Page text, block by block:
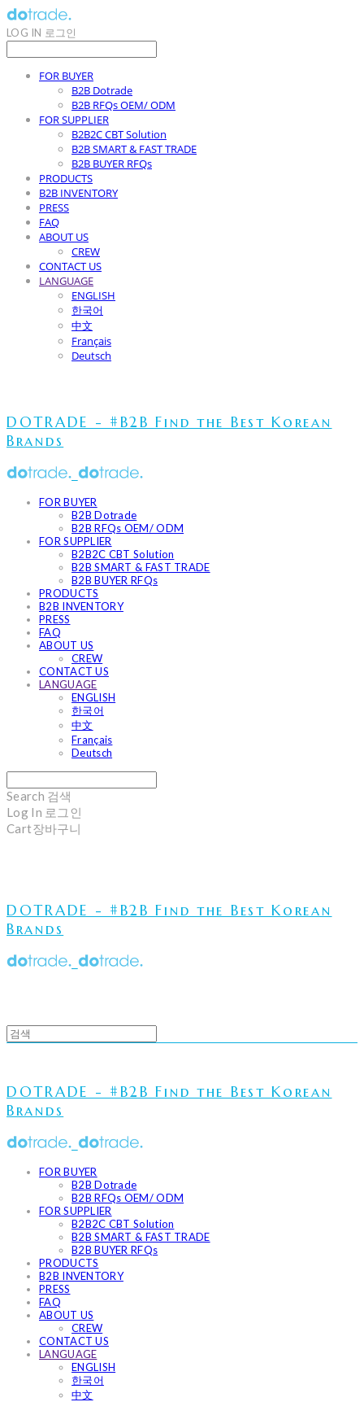
LOG IN 로그인
FOR BUYER
B2B Dotrade
B2B RFQs OEM/ ODM
FOR SUPPLIER
B2B2C CBT Solution
B2B SMART & FAST TRADE
B2B BUYER RFQs
PRODUCTS
B2B INVENTORY
PRESS
FAQ
ABOUT US
CREW
CONTACT US
LANGUAGE
ENGLISH
한국어
中文
Français
Deutsch
DOTRADE - #B2B Find the Best Korean
Brands
FOR BUYER
B2B Dotrade
B2B RFQs OEM/ ODM
FOR SUPPLIER
B2B2C CBT Solution
B2B SMART & FAST TRADE
B2B BUYER RFQs
PRODUCTS
B2B INVENTORY
PRESS
FAQ
ABOUT US
CREW
CONTACT US
LANGUAGE
ENGLISH
한국어
中文
Français
Deutsch
Search 검색
Log In 로그인
Cart장바구니
DOTRADE - #B2B Find the Best Korean
Brands
DOTRADE - #B2B Find the Best Korean
Brands
FOR BUYER
B2B Dotrade
B2B RFQs OEM/ ODM
FOR SUPPLIER
B2B2C CBT Solution
B2B SMART & FAST TRADE
B2B BUYER RFQs
PRODUCTS
B2B INVENTORY
PRESS
FAQ
ABOUT US
CREW
CONTACT US
LANGUAGE
ENGLISH
한국어
中文